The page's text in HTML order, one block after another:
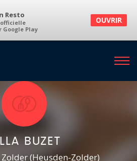
Resto
Google Play
OUVRIR
BUZET
(Heusden-Zolder)